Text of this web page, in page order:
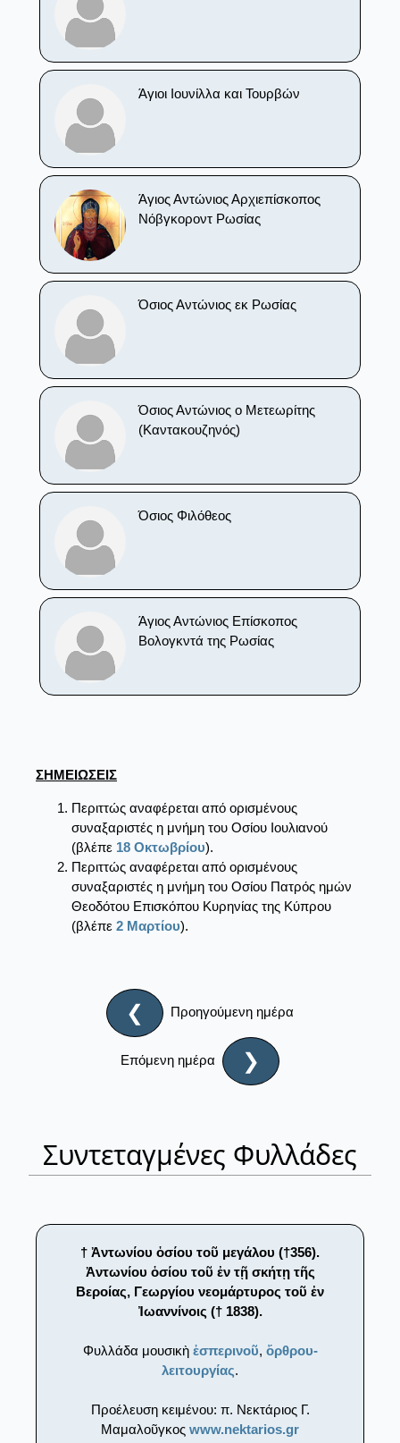
Άγιοι Ιουνίλλα και Τουρβών
Άγιος Αντώνιος Αρχιεπίσκοπος
Νόβγκοροντ Ρωσίας
Όσιος Αντώνιος εκ Ρωσίας
Όσιος Αντώνιος ο Μετεωρίτης
(Καντακουζηνός)
Όσιος Φιλόθεος
Άγιος Αντώνιος Επίσκοπος
Βολογκντά της Ρωσίας
ΣΗΜΕΙΩΣΕΙΣ
Περιττώς αναφέρεται από ορισμένους
συναξαριστές η μνήμη του Oσίου Ιουλιανού
(βλέπε 18 Οκτωβρίου).
Περιττώς αναφέρεται από ορισμένους
συναξαριστές η μνήμη του Οσίου Πατρός ημών
Θεοδότου Eπισκόπου Κυρηνίας της Κύπρου
(βλέπε 2 Μαρτίου).
❮ Προηγούμενη ημέρα
Επόμενη ημέρα ❯
Συντεταγμένες Φυλλάδες
† Ἀντωνίου ὁσίου τοῦ μεγάλου (†356).
Ἀντωνίου ὁσίου τοῦ ἐν τῇ σκήτῃ τῆς
Βεροίας, Γεωργίου νεομάρτυρος τοῦ ἐν
Ἰωαννίνοις († 1838).
Φυλλάδα μουσικὴ ἑσπερινοῦ, ὄρθρου-
λειτουργίας.
Προέλευση κειμένου: π. Νεκτάριος Γ.
Μαμαλοῦγκος www.nektarios.gr